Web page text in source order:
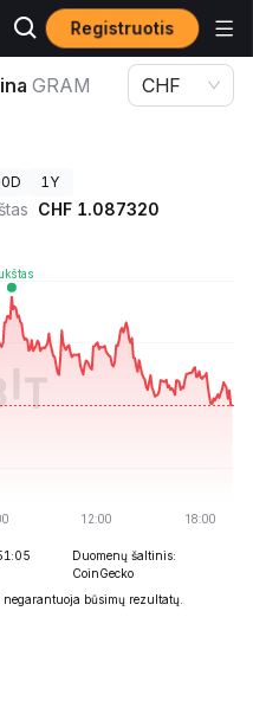
Registruotis
kaina GRAM
GRAM CHF
1Y
CHF 1.087320
Duomenų šaltinis:
CoinGecko
būsimų rezultatų.